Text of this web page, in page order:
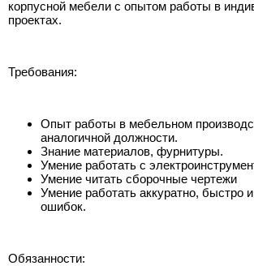
корпусной мебели с опытом работы в
проектах.
Требования:
Опыт работы в мебельном
аналогичной должности.
Знание материалов, фурнитуры.
Умение работать с
Умение читать сборочные чертежи
Умение работать аккуратно, быстро
ошибок.
Обязанности: